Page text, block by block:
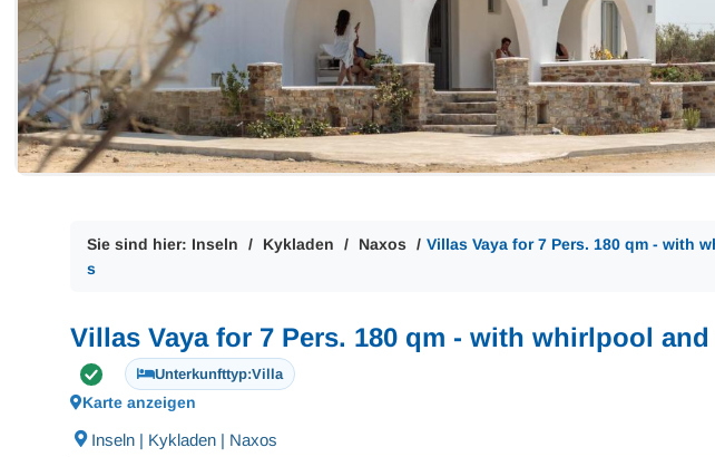
Sie sind hier: Inseln Kykladen Naxos
Villas Vaya for 7 Pers. 180 qm - with
s
Villas Vaya for 7 Pers. 180 qm - with whirlpool
Unterkunfttyp:Villa
Karte anzeigen
Inseln | Kykladen | Naxos